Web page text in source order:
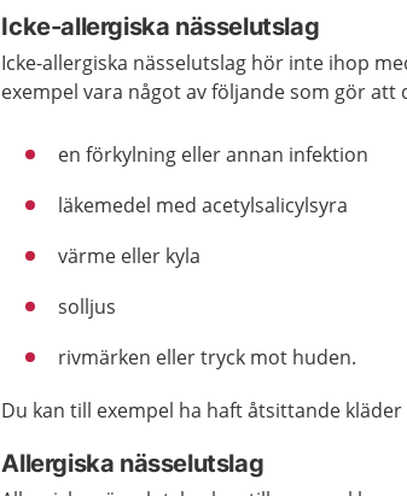
Icke-allergiska nässelutslag
Icke-allergiska nässelutslag hör inte ihop
exempel vara något av följande som gör att
en förkylning eller annan infektion
läkemedel med acetylsalicylsyra
värme eller kyla
solljus
rivmärken eller tryck mot huden.
Du kan till exempel ha haft åtsittande
Allergiska nässelutslag